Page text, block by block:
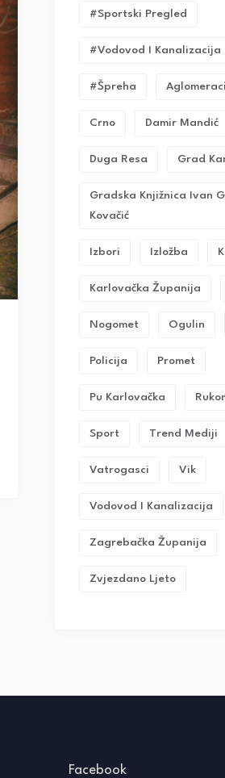
#sportski Pregled
#vodovod I Kanalizacija
#Špreha
Crno Damir Mandić
Duga Resa Grad
Gradska Knjižnica Ivan
Kovačić
Izbori Izložba
Karlovačka Županija
Nogomet Ogulin
Policija Promet
Pu Karlovačka
Sport Trend Mediji
Vatrogasci Vik
Vodovod I Kanalizacija
Zagrebačka Županija
Zvjezdano Ljeto
Facebook